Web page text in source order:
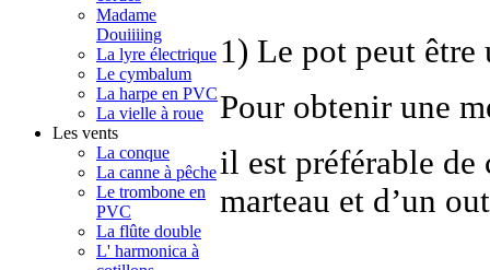
1) Le pot peut
Pour obtenir une
il est préférable de
marteau et d’un
Madame
Douiiiing
La lyre électrique
Le cymbalum
La harpe en PVC
La vielle à roue
Les vents
La conque
La canne à pêche
Le trombone en
PVC
La flûte double
L' harmonica à